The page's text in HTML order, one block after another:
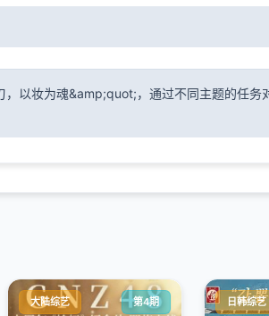
以妆为魂&amp;quot;，通过不同主题的任务
大陆综艺 第4期 日韩综艺